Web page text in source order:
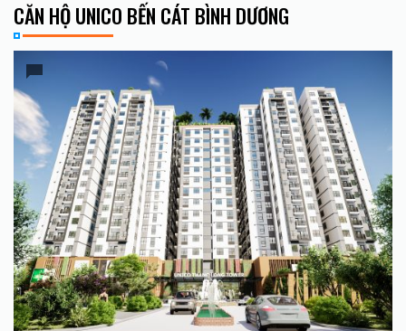
CĂN HỘ UNICO BẾN CÁT BÌNH DƯƠNG